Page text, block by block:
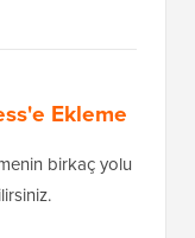
Ekleme
birkaç yolu